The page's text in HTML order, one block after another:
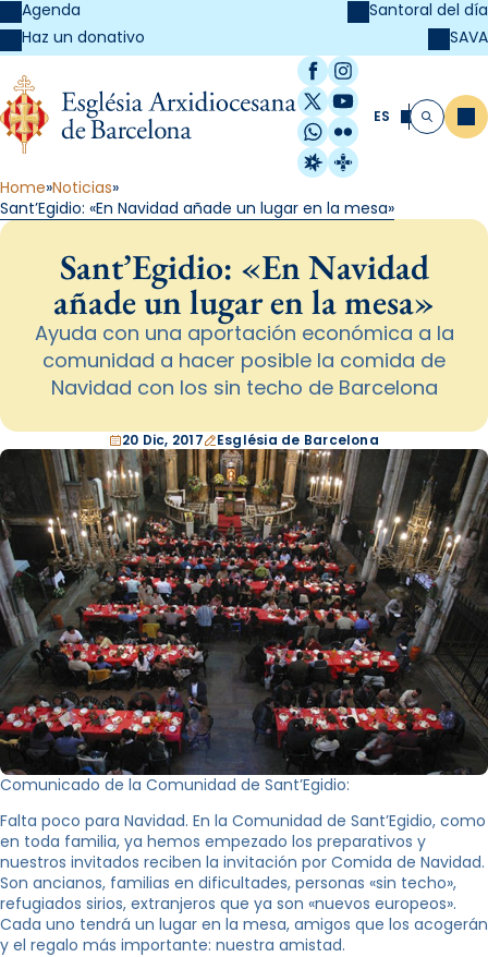
Agenda
Haz un donativo
Santoral del día
SAVA
Facebook
Instagram
X / Twitter
YouTube
WhatsApp
Flickr
Radio Estel
Catalunya
ES Buscar
Home Noticias
Sant’Egidio: «En Navidad añade un lugar en la mesa»
Sant’Egidio: «En Navidad
añade un lugar en la mesa»
Ayuda con una aportación económica a la
comunidad a hacer posible la comida de
Navidad con los sin techo de Barcelona
20 Dic, 2017 Església de Barcelona
Comunicado de la Comunidad de Sant’Egidio:
Falta poco para Navidad. En la Comunidad de Sant’Egidio, como
en toda familia, ya hemos empezado los preparativos y
nuestros invitados reciben la invitación por Comida de Navidad.
Son ancianos, familias en dificultades, personas «sin techo»,
refugiados sirios, extranjeros que ya son «nuevos europeos».
Cada uno tendrá un lugar en la mesa, amigos que los acogerán
y el regalo más importante: nuestra amistad.